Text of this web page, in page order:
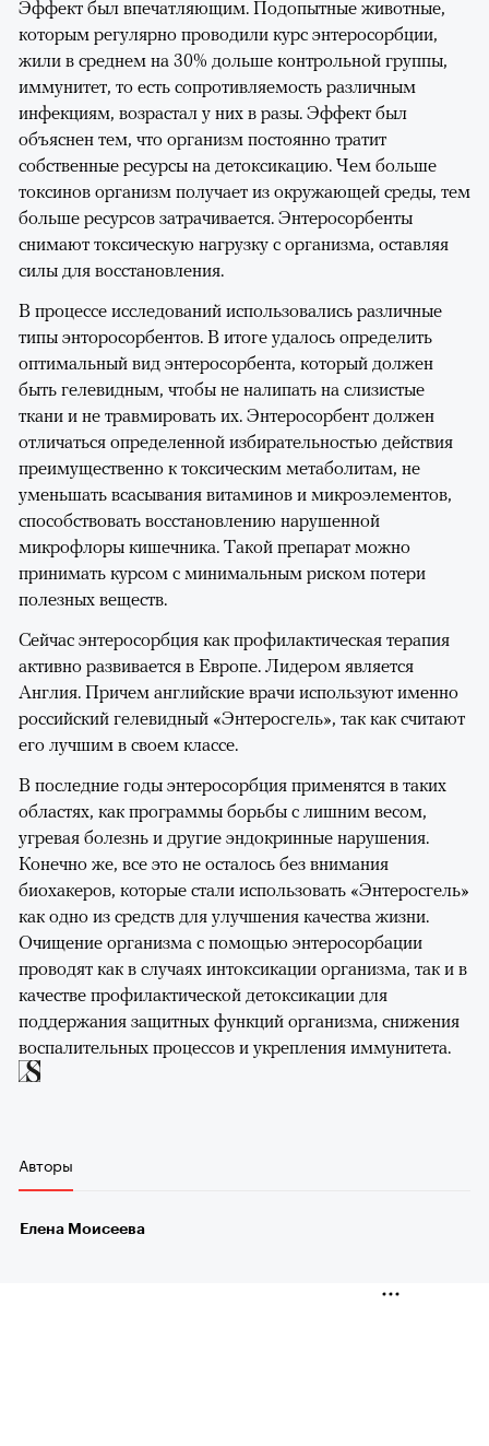
Эффект был впечатляющим. Подопытные животные,
которым регулярно проводили курс энтеросорбции,
жили в среднем на 30% дольше контрольной группы,
иммунитет, то есть сопротивляемость различным
инфекциям, возрастал у них в разы. Эффект был
объяснен тем, что организм постоянно тратит
собственные ресурсы на детоксикацию. Чем больше
токсинов организм получает из окружающей среды, тем
больше ресурсов затрачивается. Энтеросорбенты
снимают токсическую нагрузку с организма, оставляя
силы для восстановления.
В процессе исследований использовались различные
типы энторосорбентов. В итоге удалось определить
оптимальный вид энтеросорбента, который должен
быть гелевидным, чтобы не налипать на слизистые
ткани и не травмировать их. Энтеросорбент должен
отличаться определенной избирательностью действия
преимущественно к токсическим метаболитам, не
уменьшать всасывания витаминов и микроэлементов,
способствовать восстановлению нарушенной
микрофлоры кишечника. Такой препарат можно
принимать курсом с минимальным риском потери
полезных веществ.
Сейчас энтеросорбция как профилактическая терапия
активно развивается в Европе. Лидером является
Англия. Причем английские врачи используют именно
российский гелевидный «Энтеросгель», так как считают
его лучшим в своем классе.
В последние годы энтеросорбция применятся в таких
областях, как программы борьбы с лишним весом,
угревая болезнь и другие эндокринные нарушения.
Конечно же, все это не осталось без внимания
биохакеров, которые стали использовать «Энтеросгель»
как одно из средств для улучшения качества жизни.
Очищение организма с помощью энтеросорбации
проводят как в случаях интоксикации организма, так и в
качестве профилактической детоксикации для
поддержания защитных функций организма, снижения
воспалительных процессов и укрепления иммунитета.
Авторы
Елена Моисеева